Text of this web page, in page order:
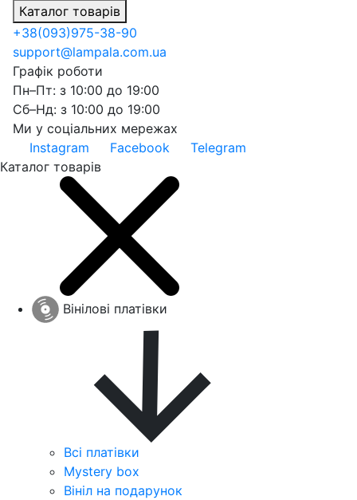
Каталог товарів
+38(093)975-38-90
support@lampala.com.ua
Графік роботи
Пн–Пт: з 10:00 до 19:00
Сб–Нд: з 10:00 до 19:00
Ми у соціальних мережах
Instagram
Facebook
Telegram
Каталог товарів
Вінілові платівки
Всі платівки
Mystery box
Вініл на подарунок